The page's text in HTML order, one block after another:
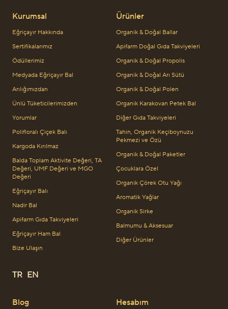
Kurumsal
Eğriçayır Hakkında
Sertifikalarımız
Ödüllerimiz
Medyada Eğriçayır Bal
Arılığımızdan
Ünlü Tüketicilerimizden
Yorumlar
Polifloralı Çiçek Balı
Kargoda Kırılmaz
Balda Toplam Aktivite Değeri, TA
Değeri, UMF Değeri ve MGO
Değeri
Eğriçayır Balı
Nadir Bal
Apifarm Gıda Takviyeleri
Eğriçayır Ham Bal
Bize Ulaşın
TR EN
Blog
Ürünler
Organik & Doğal Ballar
Apifarm Doğal Gıda Takviyeleri
Organik & Doğal Propolis
Organik & Doğal Arı Sütü
Organik & Doğal Polen
Organik Karakovan Petek Bal
Diğer Gıda Takviyeleri
Tahin, Organik Keçiboynuzu
Pekmezi ve Özü
Organik & Doğal Paketler
Çocuklara Özel
Organik Çörek Otu Yağı
Aromatik Yağlar
Organik Sirke
Balmumu & Aksesuar
Diğer Ürünler
Hesabım